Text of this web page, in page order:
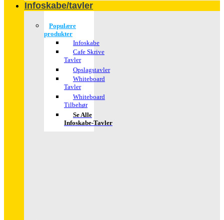
Infoskabe/tavler
Populære
produkter
Infoskabe
Cafe Skrive
Tavler
Opslagstavler
Whiteboard
Tavler
Whiteboard
Tilbehør
Se Alle
Infoskabe-Tavler